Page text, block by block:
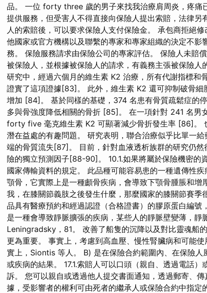
品。 一位 forty three 歲的男子來找我治療肩周炎，疼痛
提供服務，但受害人不得直接向保險人提出索賠，法律另
人的索賠後，可以要求保險人支付保險金。 承包商拒絕
他國家或官方機構以及聯繫的專家和專家組織的決定不
務。 保險服務請求由保險公司的專家評估。 保險人未賠
被保險人，並根據被保險人的請求，有義務主張被保險
研究中，經過六個月的維生素 K2 治療，所有代謝指標和
證實了這項證據[83]。 此外，維生素 K2 還可抑制破骨
增加 [84]。 基於同樣的基礎，374 名患有骨質疏鬆症的
多與骨強度降低相關的骨折 [85]。 在一項針對 241 名男
forty five 毫克維生素 K2 可顯著減少骨折發生率 [86]。
潛在益處的有趣問題。 研究表明，聯合治療似乎比單一
端的骨質流失[87]。 目前，針對血液透析族群的研究仍
險的獨立預測因子[88-90]。 10.1.如果將屬於保險機密的
國家傳輸資料的規定。 此品種可能容易患的一種遺傳性
顎骨，它實際上是一種顱骨疾病，會導致下顎骨腫脹和
我，在膝關節義肢之後發生什麼，那麼國家的膝關節賽
品具有醫療預約和經過認證（合格證書）的膠原蛋白編號
是一種會導致靜脈擴張的疾病，某些人的靜脈壁變薄，靜
Leningradsky，81。 改善了船隻的沉降以及對比靈魂船
更為重要。 事實上，考慮到高血壓、慢性腎臟病和可能
實上，Siontis 等人。 B) 是在保險合約範圍內、在保險
或疾病的結果。 17.1.索賠人可以口頭（親自、透過電話
訴。 您可以親自或透過他人提交書面通知，透過郵寄、
據，受影響者的權利可由死者的繼承人或保險合約中指